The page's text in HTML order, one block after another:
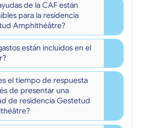
de la CAF están
para la residencia
Amphithéâtre?
están incluidos en el
el tiempo de respuesta
de presentar una
de residencia Gestetud